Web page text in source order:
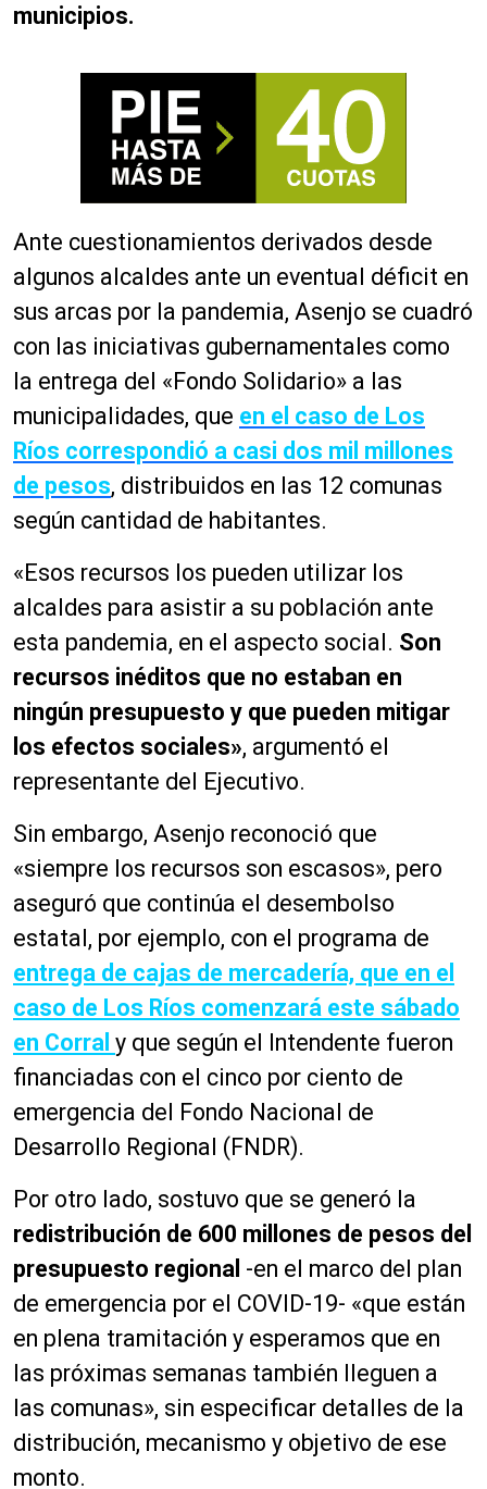
municipios.
Ante cuestionamientos derivados desde
algunos alcaldes ante un eventual déficit en
sus arcas por la pandemia, Asenjo se cuadró
con las iniciativas gubernamentales como
la entrega del «Fondo Solidario» a las
municipalidades, que en el caso de Los
Ríos correspondió a casi dos mil millones
de pesos, distribuidos en las 12 comunas
según cantidad de habitantes.
«Esos recursos los pueden utilizar los
alcaldes para asistir a su población ante
esta pandemia, en el aspecto social. Son
recursos inéditos que no estaban en
ningún presupuesto y que pueden mitigar
los efectos sociales», argumentó el
representante del Ejecutivo.
Sin embargo, Asenjo reconoció que
«siempre los recursos son escasos», pero
aseguró que continúa el desembolso
estatal, por ejemplo, con el programa de
entrega de cajas de mercadería, que en el
caso de Los Ríos comenzará este sábado
en Corral y que según el Intendente fueron
financiadas con el cinco por ciento de
emergencia del Fondo Nacional de
Desarrollo Regional (FNDR).
Por otro lado, sostuvo que se generó la
redistribución de 600 millones de pesos del
presupuesto regional -en el marco del plan
de emergencia por el COVID-19- «que están
en plena tramitación y esperamos que en
las próximas semanas también lleguen a
las comunas», sin especificar detalles de la
distribución, mecanismo y objetivo de ese
monto.